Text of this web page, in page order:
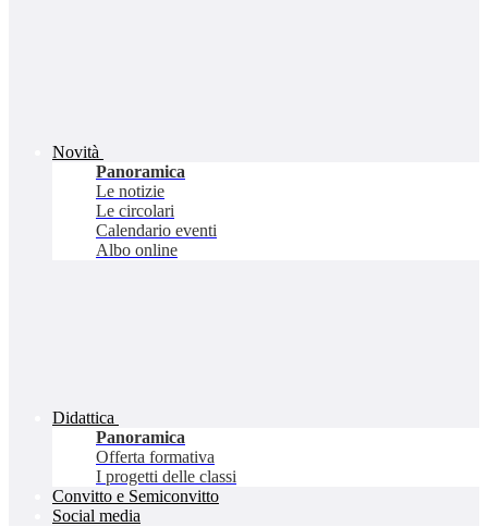
Novità
Panoramica
Le notizie
Le circolari
Calendario eventi
Albo online
Didattica
Panoramica
Offerta formativa
I progetti delle classi
Convitto e Semiconvitto
Social media